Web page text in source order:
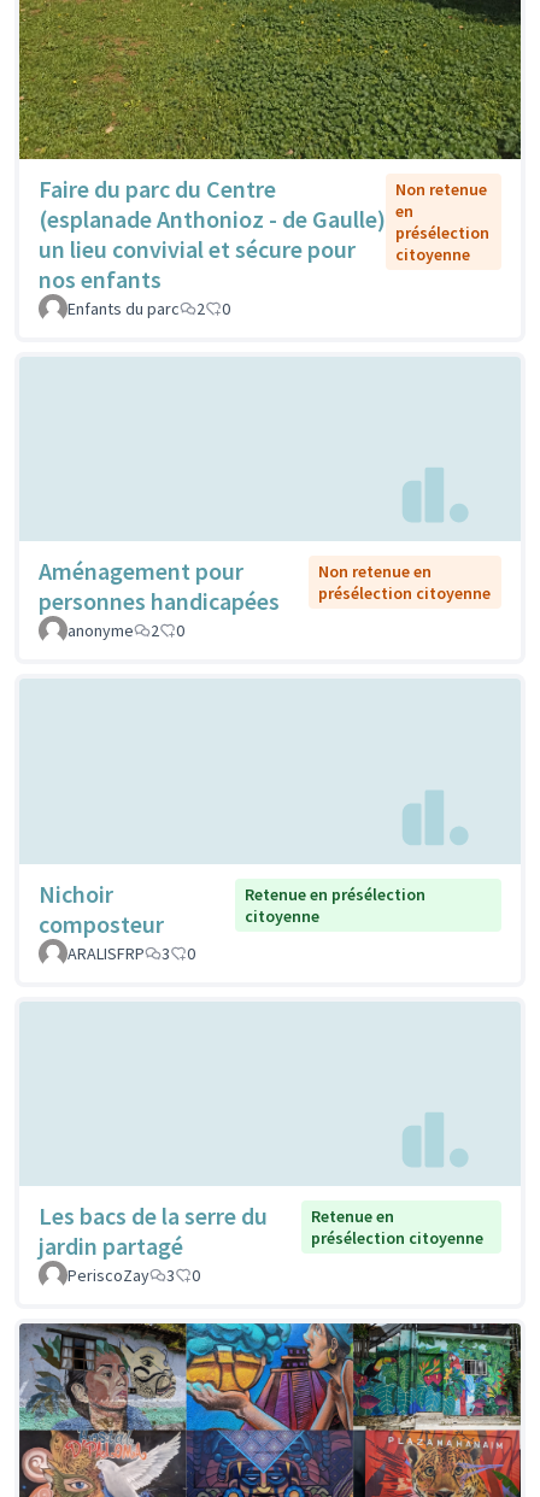
Faire du parc du Centre
(esplanade Anthonioz - de Gaulle)
un lieu convivial et sécure pour
nos enfants
Non retenue
en
présélection
citoyenne
Enfants du parc 2 0
Aménagement pour
personnes handicapées
Non retenue en
présélection citoyenne
anonyme
2 0
Nichoir
composteur
Retenue en présélection
citoyenne
ARALISFRP
3 0
Les bacs de la serre du
jardin partagé
Retenue en
présélection citoyenne
PeriscoZay
3 0